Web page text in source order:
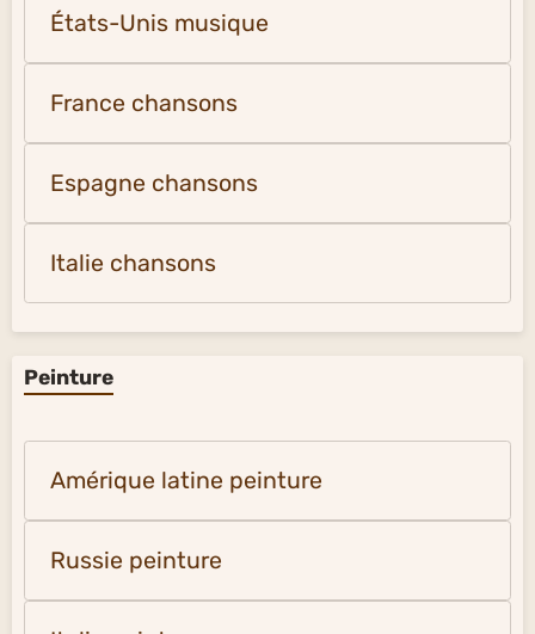
États-Unis musique
France chansons
Espagne chansons
Italie chansons
Peinture
Amérique latine peinture
Russie peinture